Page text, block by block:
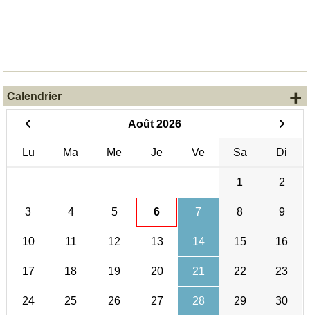
Calendrier
Août 2026
Lu Ma Me Je Ve Sa Di
1 2
3 4 5 6 7 8 9
10 11 12 13 14 15 16
17 18 19 20 21 22 23
24 25 26 27 28 29 30
+